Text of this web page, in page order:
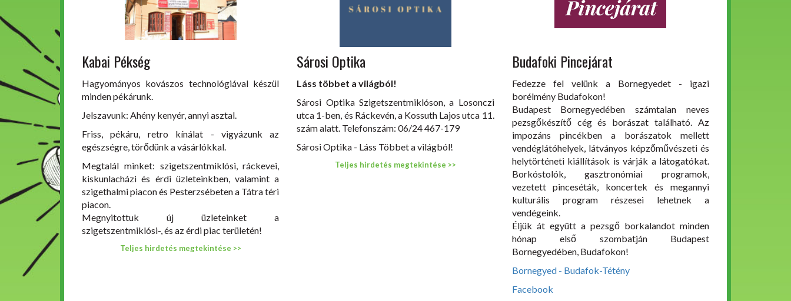
Kabai Pékség
Hagyományos kovászos technológiával készül
minden pékárunk.
Jelszavunk: Ahény kenyér, annyi asztal.
Friss, pékáru, retro kínálat - vigyázunk az
egészségre, törődünk a vásárlókkal.
Megtalál minket: szigetszentmiklósi, ráckevei,
kiskunlacházi és érdi üzleteinkben, valamint a
szigethalmi piacon és Pesterzsébeten a Tátra téri
piacon.
Megnyitottuk új üzleteinket a
szigetszentmiklósi-, és az érdi piac területén!
Teljes hirdetés megtekintése >>
Sárosi Optika
Láss többet a világból!
Sárosi Optika Szigetszentmiklóson, a Losonczi
utca 1-ben, és Ráckevén, a Kossuth Lajos utca 11.
szám alatt. Telefonszám: 06/24 467-179
Sárosi Optika - Láss Többet a világból!
Teljes hirdetés megtekintése >>
Budafoki Pincejárat
Fedezze fel velünk a Bornegyedet - igazi
borélmény Budafokon!
Budapest Bornegyedében számtalan neves
pezsgőkészítő cég és borászat található. Az
impozáns pincékben a borászatok mellett
vendéglátóhelyek, látványos képzőművészeti és
helytörténeti kiállítások is várják a látogatókat.
Borkóstolók, gasztronómiai programok,
vezetett pinceséták, koncertek és megannyi
kulturális program részesei lehetnek a
vendégeink.
Éljük át együtt a pezsgő borkalandot minden
hónap első szombatján Budapest
Bornegyedében, Budafokon!
Bornegyed - Budafok-Tétény
Facebook